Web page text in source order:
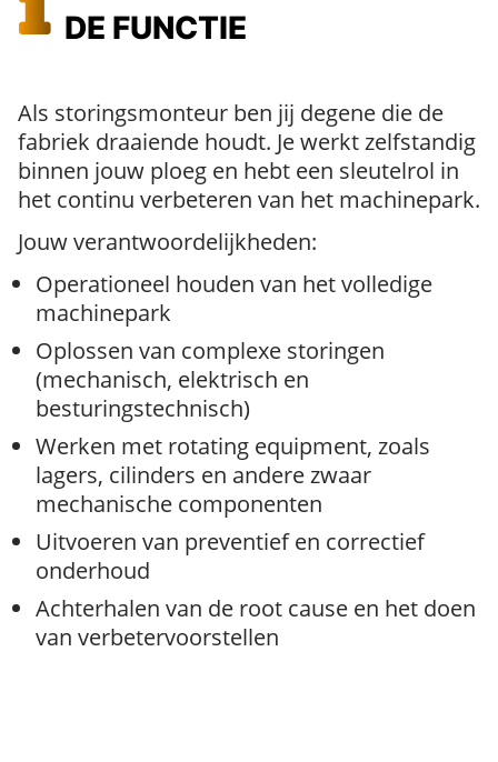
DE FUNCTIE
Als storingsmonteur ben jij degene die de
fabriek draaiende houdt. Je werkt zelfstandig
binnen jouw ploeg en hebt een sleutelrol in
het continu verbeteren van het machinepark.
Jouw verantwoordelijkheden:
Operationeel houden van het volledige
machinepark
Oplossen van complexe storingen
(mechanisch, elektrisch en
besturingstechnisch)
Werken met rotating equipment, zoals
lagers, cilinders en andere zwaar
mechanische componenten
Uitvoeren van preventief en correctief
onderhoud
Achterhalen van de root cause en het doen
van verbetervoorstellen